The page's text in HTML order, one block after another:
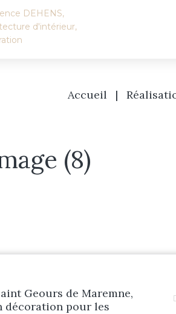
Accueil
Accueil |
(8)
Geours de Maremne,
décoration pour les